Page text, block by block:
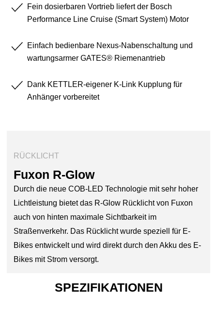
Fein dosierbaren Vortrieb liefert der Bosch
Performance Line Cruise (Smart System) Motor
Einfach bedienbare Nexus-Nabenschaltung und
wartungsarmer GATES® Riemenantrieb
Dank KETTLER-eigener K-Link Kupplung für
Anhänger vorbereitet
RÜCKLICHT
Fuxon R-Glow
Durch die neue COB-LED Technologie mit sehr hoher
Lichtleistung bietet das R-Glow Rücklicht von Fuxon
auch von hinten maximale Sichtbarkeit im
Straßenverkehr. Das Rücklicht wurde speziell für E-
Bikes entwickelt und wird direkt durch den Akku des E-
Bikes mit Strom versorgt.
SPEZIFIKATIONEN